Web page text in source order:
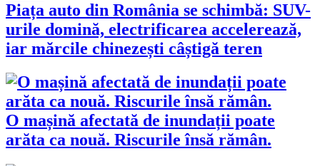
Piața auto din România se schimbă: SUV-
urile domină, electrificarea accelerează,
iar mărcile chinezești câștigă teren
O mașină afectată de inundații poate
arăta ca nouă. Riscurile însă rămân.